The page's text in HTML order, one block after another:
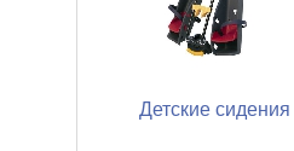
Детские сидения